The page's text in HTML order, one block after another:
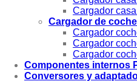
Cargador
Cargador de
Cargador
Cargador
Cargador
Componentes internos
Conversores y